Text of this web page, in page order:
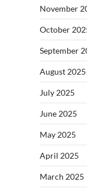
November
October
September
August 2025
July 2025
June 2025
May 2025
April 2025
March 2025